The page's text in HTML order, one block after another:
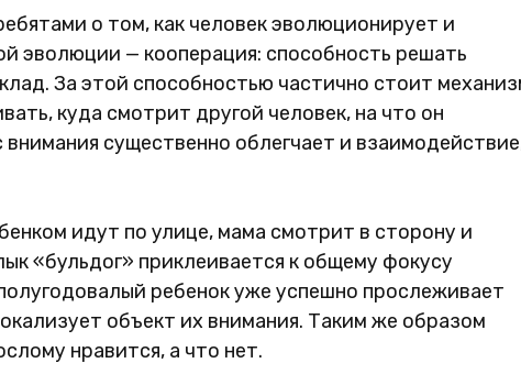
о том, как человек эволюционирует и
эволюции — кооперация: способность решать
За этой способностью частично стоит
куда смотрит другой человек, на что он
существенно облегчает и
идут по улице, мама смотрит в сторону и
«бульдог» приклеивается к общему фокусу
ребенок уже успешно прослеживает
объект их внимания. Таким же образом
нравится, а что нет.